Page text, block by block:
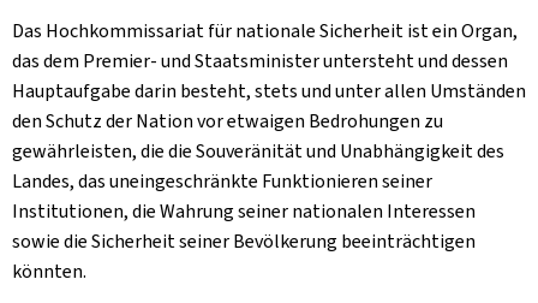
Das Hochkommissariat für nationale Sicherheit ist ein Organ,
das dem Premier- und Staatsminister untersteht und dessen
Hauptaufgabe darin besteht, stets und unter allen Umständen
den Schutz der Nation vor etwaigen Bedrohungen zu
gewährleisten, die die Souveränität und Unabhängigkeit des
Landes, das uneingeschränkte Funktionieren seiner
Institutionen, die Wahrung seiner nationalen Interessen
sowie die Sicherheit seiner Bevölkerung beeinträchtigen
könnten.